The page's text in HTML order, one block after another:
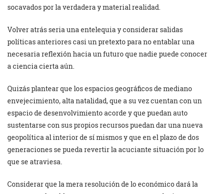
socavados por la verdadera y material realidad.
Volver atrás seria una entelequia y considerar salidas
políticas anteriores casi un pretexto para no entablar una
necesaria reflexión hacia un futuro que nadie puede conocer
a ciencia cierta aún.
Quizás plantear que los espacios geográficos de mediano
envejecimiento, alta natalidad, que a su vez cuentan con un
espacio de desenvolvimiento acorde y que puedan auto
sustentarse con sus propios recursos puedan dar una nueva
geopolítica al interior de sí mismos y que en el plazo de dos
generaciones se pueda revertir la acuciante situación por lo
que se atraviesa.
Considerar que la mera resolución de lo económico dará la